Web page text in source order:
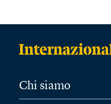
Chi siamo